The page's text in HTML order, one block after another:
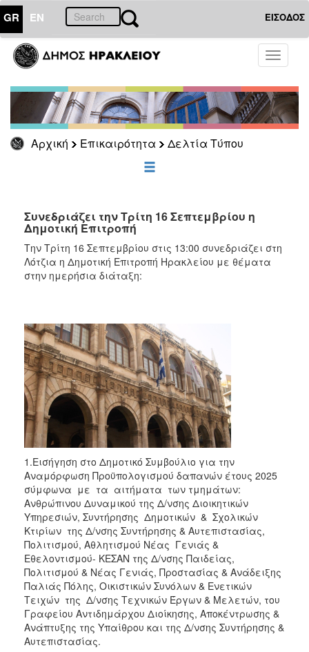
GR EN ΕΙΣΟΔΟΣ
Toggle
Αρχική Επικαιρότητα Δελτία Τύπου
ΕΠΙΚΑΙΡΟΤΗΤΑ
Τύπου
Αρχείο
ΕΠΙΣΚΕΠΤΗΣ
ΗΡΑΚΛΕΙΟ
Συνεδριάζει την Τρίτη 16 Σεπτεμβρίου η
Δημοτική Επιτροπή
Την Τρίτη 16 Σεπτεμβρίου στις 13:00 συνεδριάζει στη
Λότζια η Δημοτική Επιτροπή Ηρακλείου με θέματα
στην ημερήσια διάταξη:
1.Εισήγηση στο Δημοτικό Συμβούλιο για την
Αναμόρφωση Προϋπολογισμού δαπανών έτους 2025
σύμφωνα με τα αιτήματα των τμημάτων:
Ανθρώπινου Δυναμικού της Δ/νσης Διοικητικών
Υπηρεσιών, Συντήρησης Δημοτικών & Σχολικών
Κτιρίων της Δ/νσης Συντήρησης & Αυτεπιστασίας,
Πολιτισμού, Αθλητισμού Νέας Γενιάς &
Εθελοντισμού- ΚΕΣΑΝ της Δ/νσης Παιδείας,
Πολιτισμού & Νέας Γενιάς, Προστασίας & Ανάδειξης
Παλιάς Πόλης, Οικιστικών Συνόλων & Ενετικών
Τειχών της Δ/νσης Τεχνικών Έργων & Μελετών, του
Γραφείου Αντιδημάρχου Διοίκησης, Αποκέντρωσης &
Ανάπτυξης της Υπαίθρου και της Δ/νσης Συντήρησης &
Αυτεπιστασίας.